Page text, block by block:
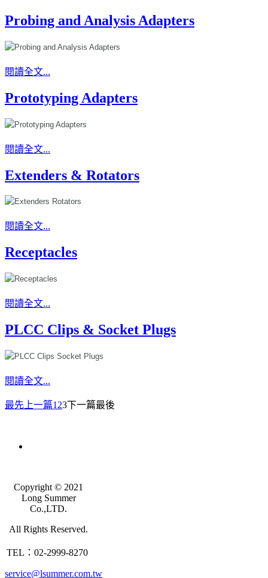
Probing and Analysis Adapters
閱讀全文...
Prototyping Adapters
閱讀全文...
Extenders & Rotators
閱讀全文...
Receptacles
閱讀全文...
PLCC Clips & Socket Plugs
閱讀全文...
最先 上一篇1 23下一篇最後
Copyright © 2021
Long Summer
Co.,LTD.
All Rights Reserved.
TEL：02-2999-8270
service@lsummer.com.tw